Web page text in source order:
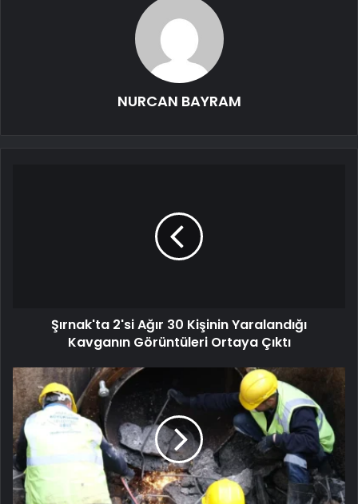
NURCAN BAYRAM
Şırnak'ta 2'si Ağır 30 Kişinin Yaralandığı
Kavganın Görüntüleri Ortaya Çıktı